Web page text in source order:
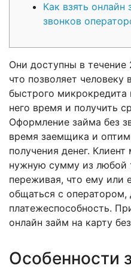
Как взять онлайн
звонков
Они доступны в течение
что позволяет человеку
быстрого микрокредита
него время и получить
Оформление займа без
время заемщика и
получения денег.
нужную сумму из любой
переживая, что ему или
общаться с оператором,
платежеспособность.
онлайн займ на карту
Особенности